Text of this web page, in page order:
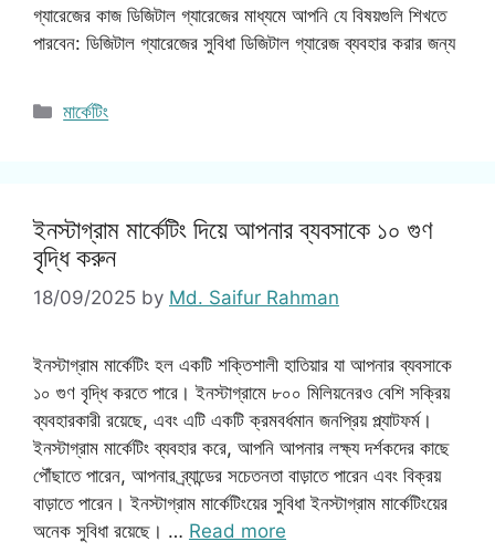
গ্যারেজের কাজ ডিজিটাল গ্যারেজের মাধ্যমে আপনি যে বিষয়গুলি শিখতে
পারবেন: ডিজিটাল গ্যারেজের সুবিধা ডিজিটাল গ্যারেজ ব্যবহার করার জন্য
Categories
মার্কেটিং
ইনস্টাগ্রাম মার্কেটিং দিয়ে আপনার ব্যবসাকে ১০ গুণ
বৃদ্ধি করুন
18/09/2025 by Md. Saifur Rahman
ইনস্টাগ্রাম মার্কেটিং হল একটি শক্তিশালী হাতিয়ার যা আপনার ব্যবসাকে
১০ গুণ বৃদ্ধি করতে পারে। ইনস্টাগ্রামে ৮০০ মিলিয়নেরও বেশি সক্রিয়
ব্যবহারকারী রয়েছে, এবং এটি একটি ক্রমবর্ধমান জনপ্রিয় প্ল্যাটফর্ম।
ইনস্টাগ্রাম মার্কেটিং ব্যবহার করে, আপনি আপনার লক্ষ্য দর্শকদের কাছে
পৌঁছাতে পারেন, আপনার ব্র্যান্ডের সচেতনতা বাড়াতে পারেন এবং বিক্রয়
বাড়াতে পারেন। ইনস্টাগ্রাম মার্কেটিংয়ের সুবিধা ইনস্টাগ্রাম মার্কেটিংয়ের
অনেক সুবিধা রয়েছে। … Read more